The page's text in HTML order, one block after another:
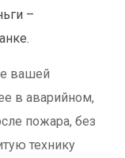
–
вашей
в аварийном,
пожара, без
технику